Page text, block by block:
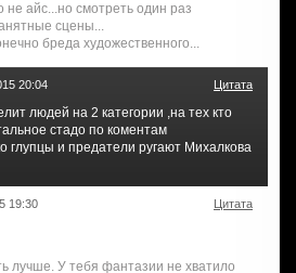
не айс...но смотреть один раз
сцены...
бреда художественного...
20:04 Цитата
людей на 2 категории ,на тех кто
стадо по коментам
глупцы и предатели ругают Михалкова
19:30 Цитата
лучше. У тебя фантазии не хватило